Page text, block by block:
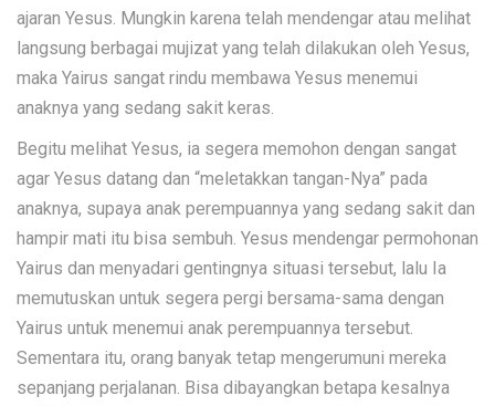
ajaran Yesus. Mungkin karena telah mendengar atau melihat
langsung berbagai mujizat yang telah dilakukan oleh Yesus,
maka Yairus sangat rindu membawa Yesus menemui
anaknya yang sedang sakit keras.
Begitu melihat Yesus, ia segera memohon dengan sangat
agar Yesus datang dan “meletakkan tangan-Nya” pada
anaknya, supaya anak perempuannya yang sedang sakit dan
hampir mati itu bisa sembuh. Yesus mendengar permohonan
Yairus dan menyadari gentingnya situasi tersebut, lalu Ia
memutuskan untuk segera pergi bersama-sama dengan
Yairus untuk menemui anak perempuannya tersebut.
Sementara itu, orang banyak tetap mengerumuni mereka
sepanjang perjalanan. Bisa dibayangkan betapa kesalnya